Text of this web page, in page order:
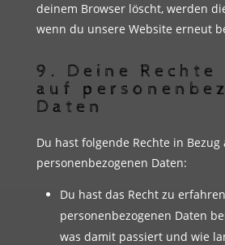
deinem Browser löscht, werden
wenn du unsere Website erneut
9. Deine Rechte
auf
Daten
Du hast folgende Rechte in Bezug
personenbezogenen Daten:
Du hast das Recht zu
personenbezogenen Daten
was damit passiert und wie